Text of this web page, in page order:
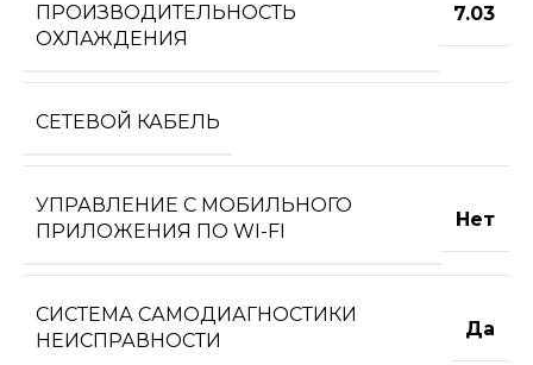
ПРОИЗВОДИТЕЛЬНОСТЬ
ОХЛАЖДЕНИЯ
7.03
СЕТЕВОЙ КАБЕЛЬ
УПРАВЛЕНИЕ C МОБИЛЬНОГО
ПРИЛОЖЕНИЯ ПО WI-FI
Нет
СИСТЕМА САМОДИАГНОСТИКИ
НЕИСПРАВНОСТИ
Да